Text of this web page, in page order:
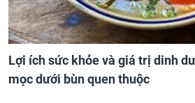
Lợi ích sức khỏe và giá trị dinh
mọc dưới bùn quen thuộc